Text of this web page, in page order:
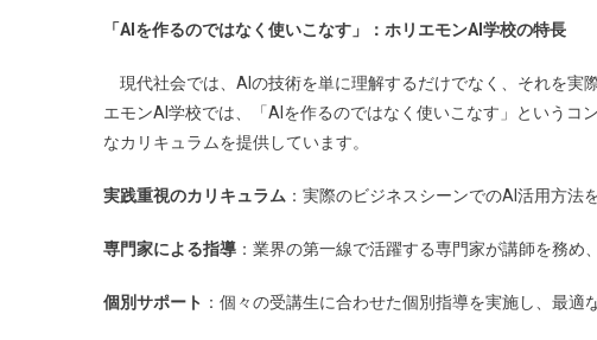
「AIを作るのではなく使いこなす」：ホリエモンAI学校の特長
現代社会では、AIの技術を単に理解するだけでなく、それを実
エモンAI学校では、「AIを作るのではなく使いこなす」という
なカリキュラムを提供しています。
実践重視のカリキュラム ：実際のビジネスシーンでのAI活用方法
専門家による指導 ：業界の第一線で活躍する専門家が講師を務め
個別サポート ：個々の受講生に合わせた個別指導を実施し、最適